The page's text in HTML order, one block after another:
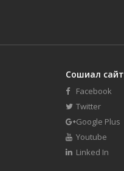
Сошиал сайт
Facebook
Twitter
Google Plus
Youtube
Linked In